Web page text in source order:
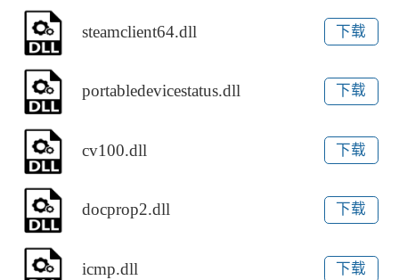
steamclient64.dll 下载
portabledevicestatus.dll 下载
cv100.dll 下载
docprop2.dll 下载
icmp.dll 下载